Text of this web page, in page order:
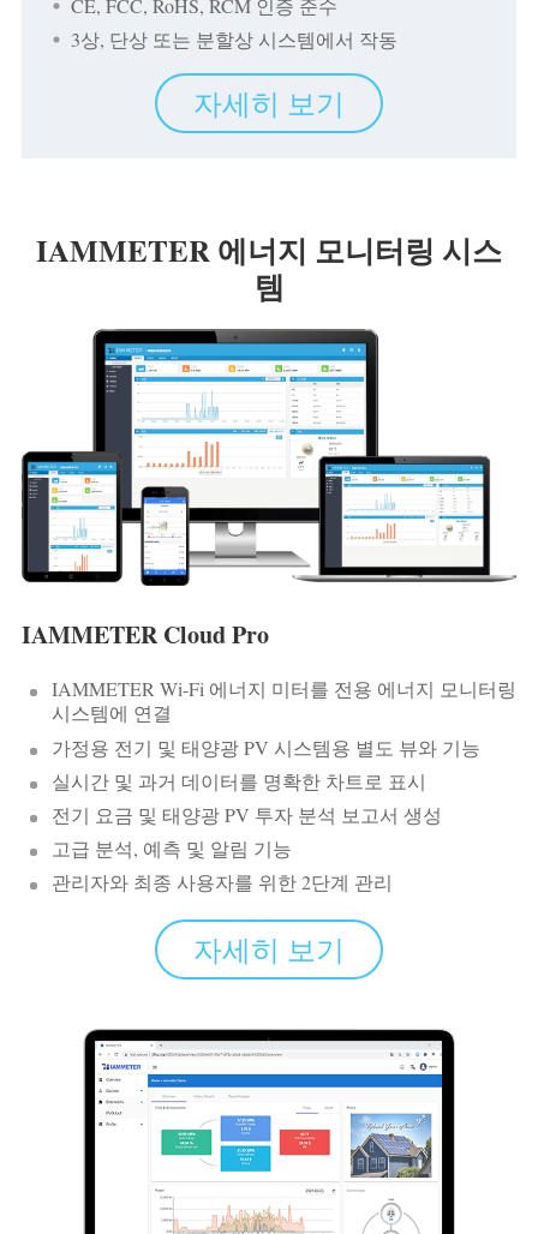
CE, FCC, RoHS, RCM 인증 준수
3상, 단상 또는 분할상 시스템에서 작동
자세히 보기
IAMMETER 에너지 모니터링 시스
템
IAMMETER Cloud Pro
IAMMETER Wi-Fi 에너지 미터를 전용 에너지 모니터링
시스템에 연결
가정용 전기 및 태양광 PV 시스템용 별도 뷰와 기능
실시간 및 과거 데이터를 명확한 차트로 표시
전기 요금 및 태양광 PV 투자 분석 보고서 생성
고급 분석, 예측 및 알림 기능
관리자와 최종 사용자를 위한 2단계 관리
자세히 보기